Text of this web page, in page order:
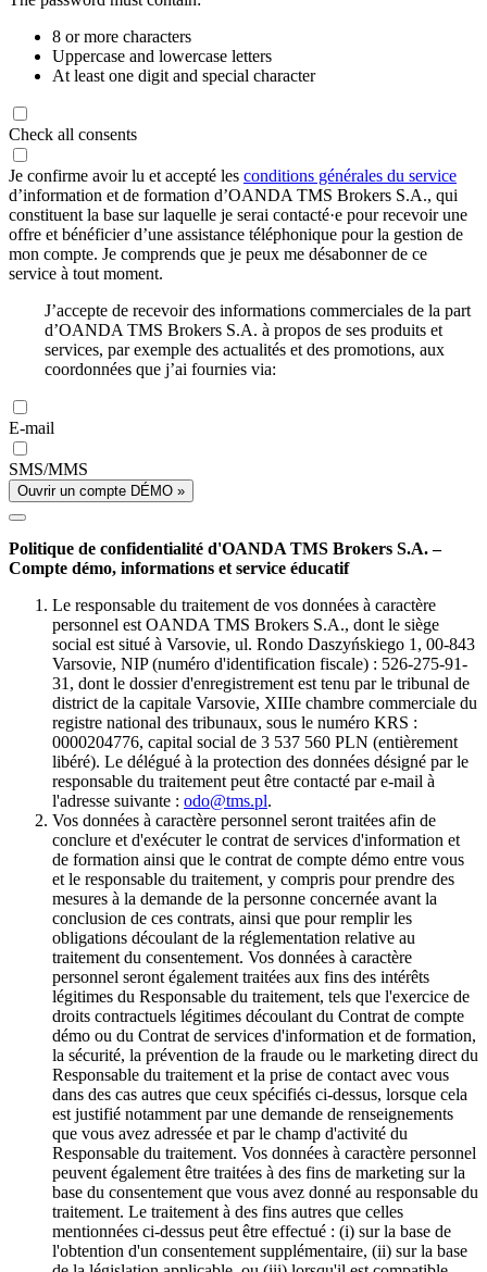
8 or more characters
Uppercase and lowercase letters
At least one digit and special character
Check all consents
Je confirme avoir lu et accepté les conditions générales du service
d’information et de formation d’OANDA TMS Brokers S.A., qui
constituent la base sur laquelle je serai contacté·e pour recevoir une
offre et bénéficier d’une assistance téléphonique pour la gestion de
mon compte. Je comprends que je peux me désabonner de ce
service à tout moment.
J’accepte de recevoir des informations commerciales de la part
d’OANDA TMS Brokers S.A. à propos de ses produits et
services, par exemple des actualités et des promotions, aux
coordonnées que j’ai fournies via:
E-mail
SMS/MMS
Ouvrir un compte DÉMO »
Politique de confidentialité d'OANDA TMS Brokers S.A. –
Compte démo, informations et service éducatif
Le responsable du traitement de vos données à caractère
personnel est OANDA TMS Brokers S.A., dont le siège
social est situé à Varsovie, ul. Rondo Daszyńskiego 1, 00-843
Varsovie, NIP (numéro d'identification fiscale) : 526-275-91-
31, dont le dossier d'enregistrement est tenu par le tribunal de
district de la capitale Varsovie, XIIIe chambre commerciale du
registre national des tribunaux, sous le numéro KRS :
0000204776, capital social de 3 537 560 PLN (entièrement
libéré). Le délégué à la protection des données désigné par le
responsable du traitement peut être contacté par e-mail à
l'adresse suivante : odo@tms.pl.
Vos données à caractère personnel seront traitées afin de
conclure et d'exécuter le contrat de services d'information et
de formation ainsi que le contrat de compte démo entre vous
et le responsable du traitement, y compris pour prendre des
mesures à la demande de la personne concernée avant la
conclusion de ces contrats, ainsi que pour remplir les
obligations découlant de la réglementation relative au
traitement du consentement. Vos données à caractère
personnel seront également traitées aux fins des intérêts
légitimes du Responsable du traitement, tels que l'exercice de
droits contractuels légitimes découlant du Contrat de compte
démo ou du Contrat de services d'information et de formation,
la sécurité, la prévention de la fraude ou le marketing direct du
Responsable du traitement et la prise de contact avec vous
dans des cas autres que ceux spécifiés ci-dessus, lorsque cela
est justifié notamment par une demande de renseignements
que vous avez adressée et par le champ d'activité du
Responsable du traitement. Vos données à caractère personnel
peuvent également être traitées à des fins de marketing sur la
base du consentement que vous avez donné au responsable du
traitement. Le traitement à des fins autres que celles
mentionnées ci-dessus peut être effectué : (i) sur la base de
l'obtention d'un consentement supplémentaire, (ii) sur la base